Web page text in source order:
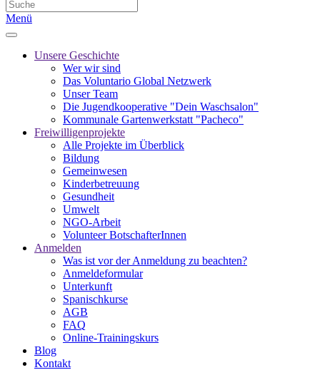
Menü
Unsere Geschichte
Wer wir sind
Das Voluntario Global Netzwerk
Unser Team
Die Jugendkooperative "Dein Waschsalon"
Kommunale Gartenwerkstatt "Pacheco"
Freiwilligenprojekte
Alle Projekte im Überblick
Bildung
Gemeinwesen
Kinderbetreuung
Gesundheit
Umwelt
NGO-Arbeit
Volunteer BotschafterInnen
Anmelden
Was ist vor der Anmeldung zu beachten?
Anmeldeformular
Unterkunft
Spanischkurse
AGB
FAQ
Online-Trainingskurs
Blog
Kontakt